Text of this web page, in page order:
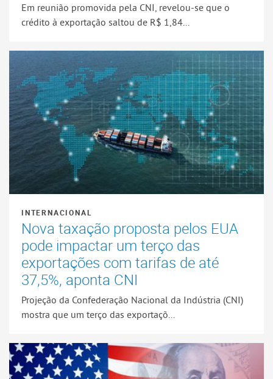
Em reunião promovida pela CNI, revelou-se que o
crédito à exportação saltou de R$ 1,84...
INTERNACIONAL
Nova taxação proposta pelos EUA
pode impactar um terço das
exportações com tarifas de até
37,5%, aponta CNI
Projeção da Confederação Nacional da Indústria (CNI)
mostra que um terço das exportaçõ...